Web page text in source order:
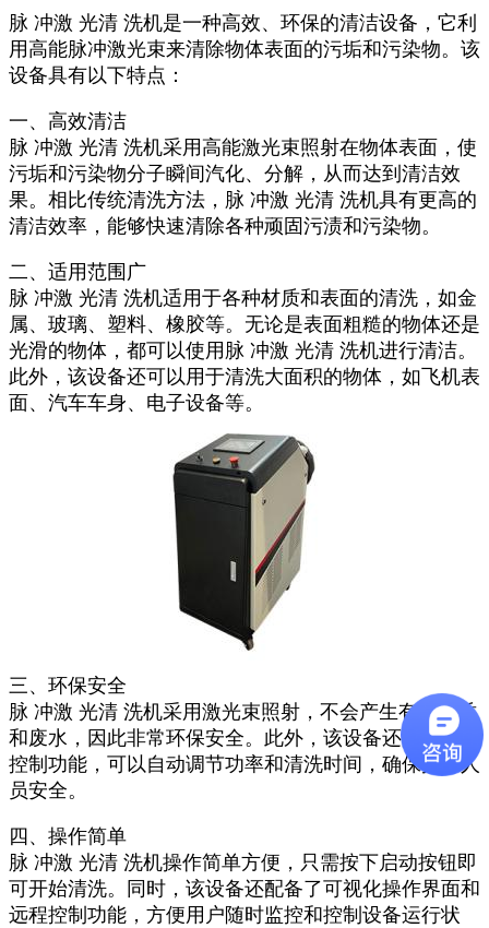
脉 冲激 光清 洗机是一种高效、环保的清洁设备，它利
用高能脉冲激光束来清除物体表面的污垢和污染物。该
设备具有以下特点：
一、高效清洁
脉 冲激 光清 洗机采用高能激光束照射在物体表面，使
污垢和污染物分子瞬间汽化、分解，从而达到清洁效
果。相比传统清洗方法，脉 冲激 光清 洗机具有更高的
清洁效率，能够快速清除各种顽固污渍和污染物。
二、适用范围广
脉 冲激 光清 洗机适用于各种材质和表面的清洗，如金
属、玻璃、塑料、橡胶等。无论是表面粗糙的物体还是
光滑的物体，都可以使用脉 冲激 光清 洗机进行清洁。
此外，该设备还可以用于清洗大面积的物体，如飞机表
面、汽车车身、电子设备等。
三、环保安全
脉 冲激 光清 洗机采用激光束照射，不会产生有害物质
和废水，因此非常环保安全。此外，该设备还具有自动
控制功能，可以自动调节功率和清洗时间，确保操作人
员安全。
四、操作简单
脉 冲激 光清 洗机操作简单方便，只需按下启动按钮即
可开始清洗。同时，该设备还配备了可视化操作界面和
远程控制功能，方便用户随时监控和控制设备运行状